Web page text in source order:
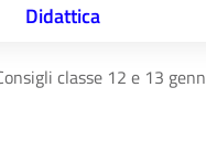
Didattica
classe 12 e 13